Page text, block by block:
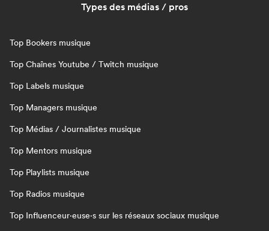
Types des médias / pros
Top Bookers musique
Top Chaînes Youtube / Twitch musique
Top Labels musique
Top Managers musique
Top Médias / Journalistes musique
Top Mentors musique
Top Playlists musique
Top Radios musique
Top Influenceur·euse·s sur les réseaux sociaux musique